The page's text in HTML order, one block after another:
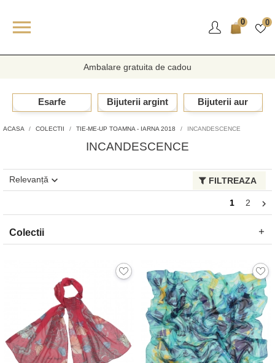
 0 0
Ambalare gratuita de cadou
Esarfe Bijuterii argint Bijuterii aur
ACASA COLECTII TIE-ME-UP TOAMNA - IARNA 2018 INCANDESCENCE
INCANDESCENCE
Relevanță  FILTREAZA
Se afiseaza 1-30 din 55 produs(e)
1 2 
Colectii 